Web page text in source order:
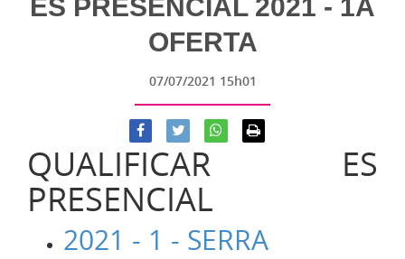
ES PRESENCIAL 2021 - 1A
OFERTA
07/07/2021 15h01
QUALIFICAR ES
PRESENCIAL
2021 - 1 - SERRA